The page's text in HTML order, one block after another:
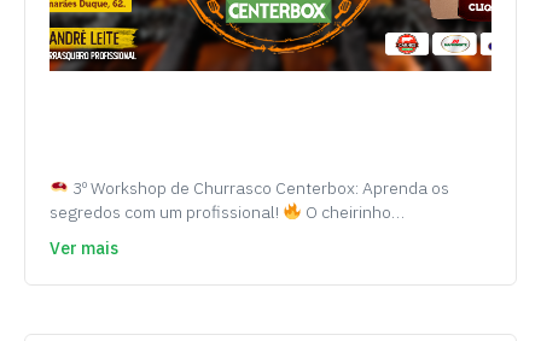
3º Workshop de Churrasco Centerbox: Aprenda os
segredos com um profissional!
O cheirinho…
Ver mais